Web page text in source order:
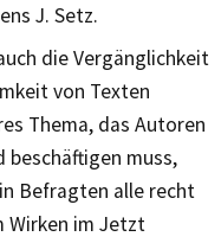
J. Setz.
die Vergänglichkeit
von Texten
Thema, das Autoren
muss,
Befragten alle recht
Wirken im Jetzt